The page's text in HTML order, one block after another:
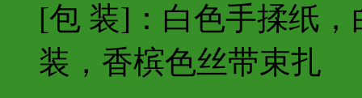
[包 装]：白色手揉纸
装，香槟色丝带束扎